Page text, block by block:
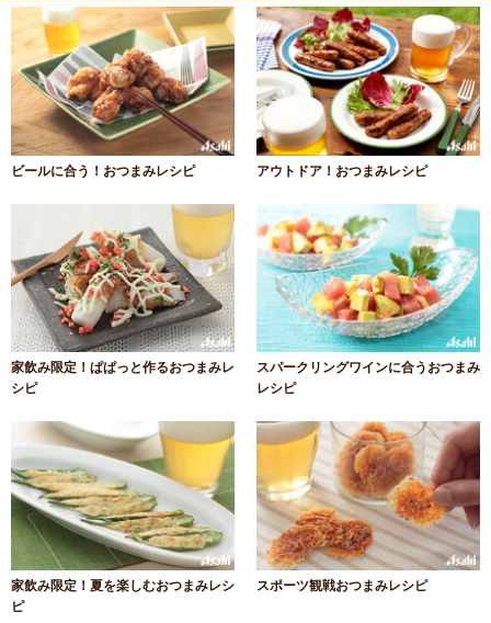
ビールに合う！おつまみレシピ アウトドア！おつまみレシピ
家飲み限定！ぱぱっと作るおつまみレ
シピ
スパークリングワインに合うおつまみ
レシピ
家飲み限定！夏を楽しむおつまみレシ
ピ
スポーツ観戦おつまみレシピ